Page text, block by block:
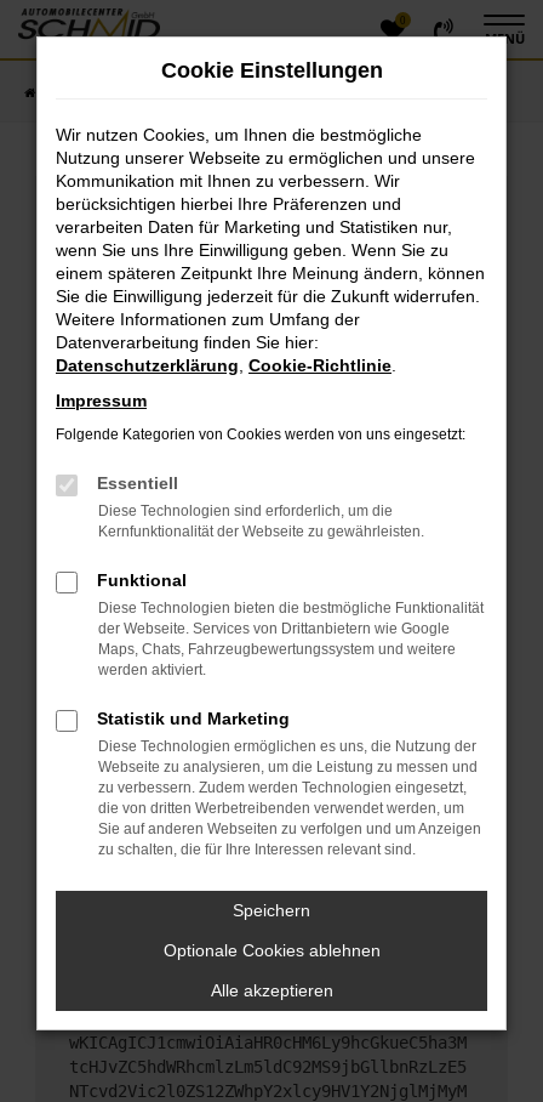
Zum
Hauptinhalt
0
MENÜ
Fehler: Network Error
Beim Laden ist ein Fehler aufgetreten.
Hier sind ein paar Tipps, die dir helfen können:
Überprüfe deine Firewall und deine
Internetverbindung.
Laden andere Webseiten, zum Beispiel deine
Suchmaschine?
Prüfe deine Browsererweiterungen.
das Laden bestimmter Seiten verhindern.
Funktioniert die Seite in einem anderen Browser
oder in einem privaten Fenster?
Das kann manchmal helfen, vorübergehende
Probleme zu beheben.
Stelle sicher, dass dein Browser und dein
Betriebssystem auf dem neuesten Stand sind.
Sicherheitsrisiko, sondern kann auch dazu führen,
dass bestimmte Funktionen nicht mehr
unterstützt werden.
Wende dich an den Webseitenbetreiber.
Wenn du alle oben genannten Schritte versucht
hast, kontaktiere uns bitte. Wir werden versuchen,
das Problem zu beheben. Du kannst uns diesen
Text schicken, um uns bei der Fehlersuche zu
unterstützen:
ewogICJuYW1lIjogIk5ldHdvcmtFcnJvciIsCiAgI
mNvbmZpZyI6IHsKICAgICJtZXRob2QiOiAiR0VUIi
wKICAgICJ1cmwiOiAiaHR0cHM6Ly9hcGkueC5ha3M
tcHJvZC5hdWRhcmlzLm5ldC92MS9jbGllbnRzLzE5
NTcvd2Vic2l0ZS12ZWhpY2xlcy9HV1Y2NjglMjMyM
Cookie Einstellungen
Wir nutzen Cookies, um Ihnen die bestmögliche
Nutzung unserer Webseite zu ermöglichen und unsere
Kommunikation mit Ihnen zu verbessern. Wir
berücksichtigen hierbei Ihre Präferenzen und
verarbeiten Daten für Marketing und Statistiken nur,
wenn Sie uns Ihre Einwilligung geben. Wenn Sie zu
einem späteren Zeitpunkt Ihre Meinung ändern, können
Sie die Einwilligung jederzeit für die Zukunft widerrufen.
Weitere Informationen zum Umfang der
Datenverarbeitung finden Sie hier:
Datenschutzerklärung Cookie-Richtlinie
Impressum
Folgende Kategorien von Cookies werden von uns eingesetzt:
Essentiell
Diese Technologien sind erforderlich, um die
Kernfunktionalität der Webseite zu gewährleisten.
Funktional
Diese Technologien bieten die bestmögliche Funktionalität
der Webseite. Services von Drittanbietern wie Google
Maps, Chats, Fahrzeugbewertungssystem und weitere
werden aktiviert.
Statistik und Marketing
Diese Technologien ermöglichen es uns, die Nutzung der
Webseite zu analysieren, um die Leistung zu messen und
zu verbessern. Zudem werden Technologien eingesetzt,
die von dritten Werbetreibenden verwendet werden, um
Sie auf anderen Webseiten zu verfolgen und um Anzeigen
zu schalten, die für Ihre Interessen relevant sind.
Speichern
Optionale Cookies ablehnen
Alle akzeptieren